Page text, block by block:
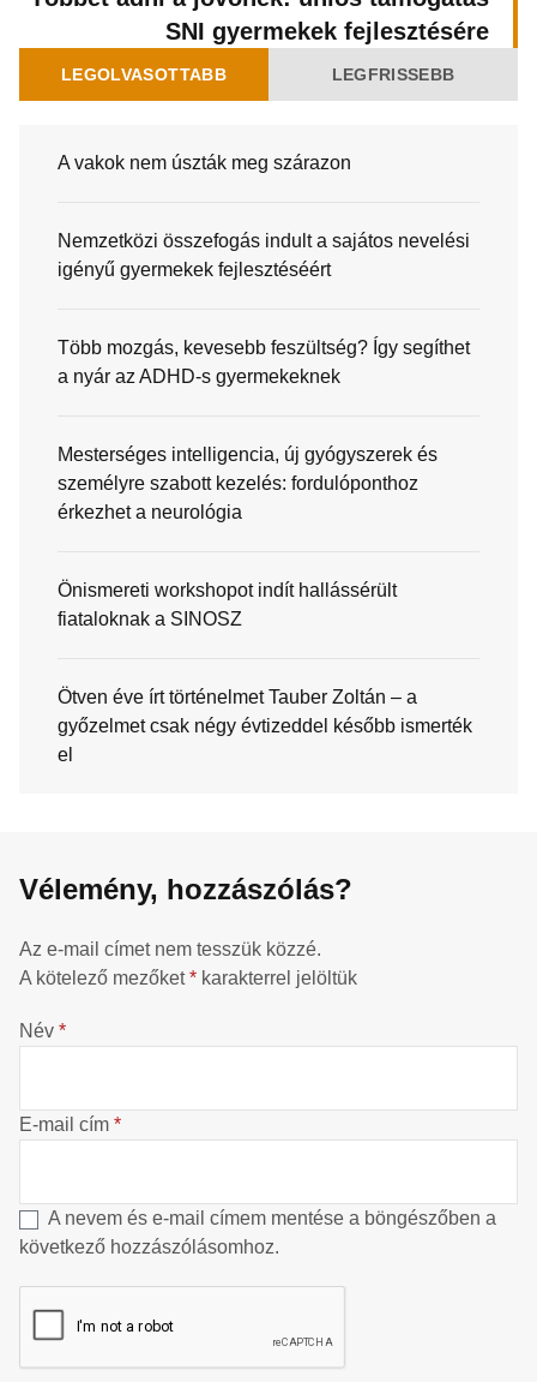
SNI gyermekek fejlesztésére
LEGOLVASOTTABB LEGFRISSEBB
A vakok nem úszták meg szárazon
Nemzetközi összefogás indult a sajátos nevelési
igényű gyermekek fejlesztéséért
Több mozgás, kevesebb feszültség? Így segíthet
a nyár az ADHD-s gyermekeknek
Mesterséges intelligencia, új gyógyszerek és
személyre szabott kezelés: fordulóponthoz
érkezhet a neurológia
Önismereti workshopot indít hallássérült
fiataloknak a SINOSZ
Ötven éve írt történelmet Tauber Zoltán – a
győzelmet csak négy évtizeddel később ismerték
el
Vélemény, hozzászólás?
Az e-mail címet nem tesszük közzé.
A kötelező mezőket* karakterrel jelöltük
Név *
E-mail cím *
A nevem és e-mail címem mentése a böngészőben a
következő hozzászólásomhoz.